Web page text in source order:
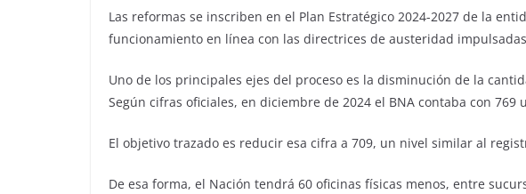
Las reformas se inscriben en el Plan Estratégico 2024-2027 de la
funcionamiento en línea con las directrices de austeridad
Uno de los principales ejes del proceso es la disminución de la
Según cifras oficiales, en diciembre de 2024 el BNA contaba con
El objetivo trazado es reducir esa cifra a 709, un nivel similar al
De esa forma, el Nación tendrá 60 oficinas físicas menos, entre